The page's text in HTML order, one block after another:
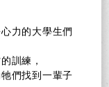
力的大學生們
訓練，
們找到一輩子